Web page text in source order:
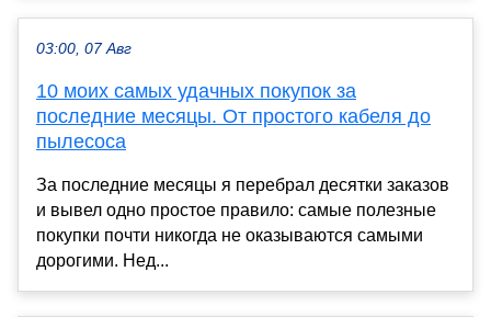
03:00, 07 Авг
10 моих самых удачных покупок за
последние месяцы. От простого кабеля до
пылесоса
За последние месяцы я перебрал десятки заказов
и вывел одно простое правило: самые полезные
покупки почти никогда не оказываются самыми
дорогими. Нед...